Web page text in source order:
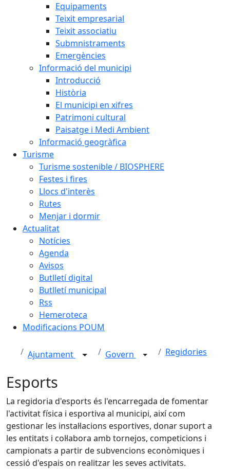
Equipaments
Teixit empresarial
Teixit associatiu
Submnistraments
Emergències
Informació del municipi
Introducció
Història
El municipi en xifres
Patrimoni cultural
Paisatge i Medi Ambient
Informació geogràfica
Turisme
Turisme sostenible / BIOSPHERE
Festes i fires
Llocs d'interès
Rutes
Menjar i dormir
Actualitat
Notícies
Agenda
Avisos
Butlletí digital
Butlletí municipal
Rss
Hemeroteca
Modificacions POUM
Ajuntament Govern Regidories
Esports
La regidoria d'esports és l'encarregada de fomentar
l'activitat física i esportiva al municipi, així com
gestionar les instal·lacions esportives, donar suport a
les entitats i col·labora amb tornejos, competicions i
campionats a partir de subvencions econòmiques i
cessió d'espais on realitzar les seves activitats.